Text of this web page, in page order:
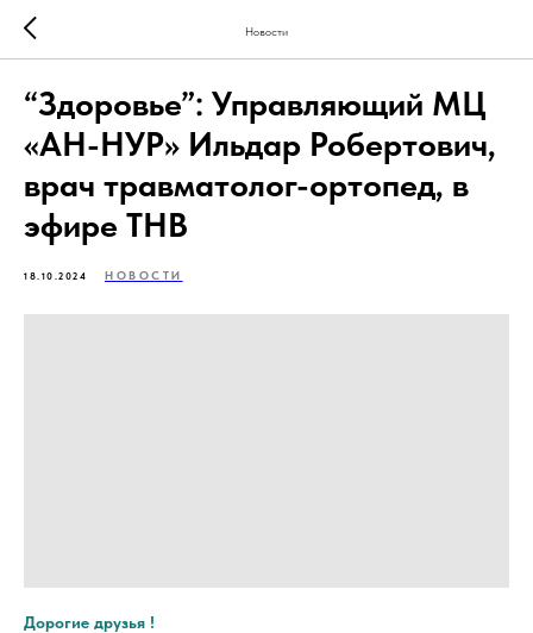
Новости
“Здоровье”: Управляющий МЦ
«АН-НУР» Ильдар Робертович,
врач травматолог-ортопед, в
эфире ТНВ
18.10.2024 НОВОСТИ
Дорогие друзья !